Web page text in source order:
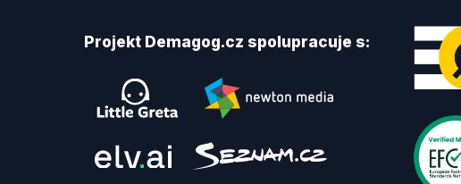
Projekt Demagog.cz spolupracuje s: